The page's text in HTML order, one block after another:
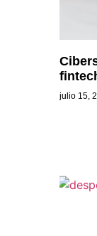
julio 15,